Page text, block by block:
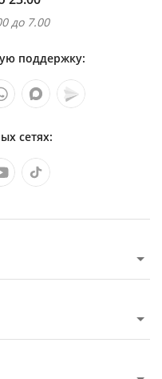
до 7.00
поддержку:
сетях: